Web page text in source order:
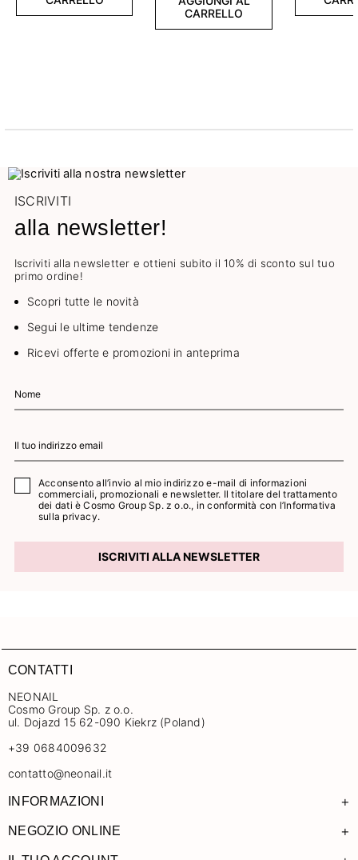
CARRELLO
ISCRIVITI
alla newsletter!
Iscriviti alla newsletter e ottieni subito il 10% di sconto sul tuo
primo ordine!
Scopri tutte le novità
Segui le ultime tendenze
Ricevi offerte e promozioni in anteprima
Acconsento all’invio al mio indirizzo e-mail di informazioni
commerciali, promozionali e newsletter. Il titolare del trattamento
dei dati è Cosmo Group Sp. z o.o., in conformità con l’Informativa
sulla privacy.
ISCRIVITI ALLA NEWSLETTER
CONTATTI
NEONAIL
Cosmo Group Sp. z o.o.
ul. Dojazd 15 62-090 Kiekrz (Poland)
+39 0684009632
contatto@neonail.it
INFORMAZIONI +
NEGOZIO ONLINE +